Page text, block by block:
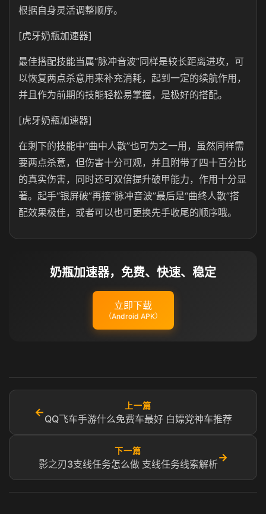
根据自身灵活调整顺序。
[虎牙奶瓶加速器]
最佳搭配技能当属“脉冲音波”同样是较长距离进攻，可
以恢复两点杀意用来补充消耗，起到一定的续航作用，
并且作为前期的技能轻松易掌握，是极好的搭配。
[虎牙奶瓶加速器]
在剩下的技能中“曲中人散”也可为之一用，虽然同样需
要两点杀意，但伤害十分可观，并且附带了四十百分比
的真实伤害，同时还可双倍提升破甲能力，作用十分显
著。起手“银屏破”再接“脉冲音波”最后是“曲终人散”搭
配效果极佳，或者可以也可更换先手收尾的顺序哦。
奶瓶加速器，免费、快速、稳定
立即下载
（Android APK）
←
上一篇
QQ飞车手游什么免费车最好 白嫖党神车推荐
下一篇
影之刃3支线任务怎么做 支线任务线索解析
→